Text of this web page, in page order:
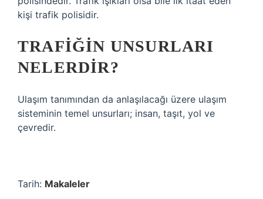
kişi trafik polisidir.
TRAFIĞIN UNSURLARI
NELERDIR?
Ulaşım tanımından da anlaşılacağı üzere ulaşım
sisteminin temel unsurları; insan, taşıt, yol ve
çevredir.
Tarih: Makaleler